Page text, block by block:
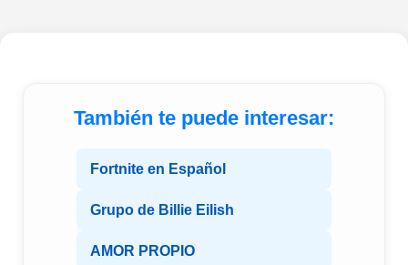
También te puede interesar:
Fortnite en Español
Grupo de Billie Eilish
AMOR PROPIO